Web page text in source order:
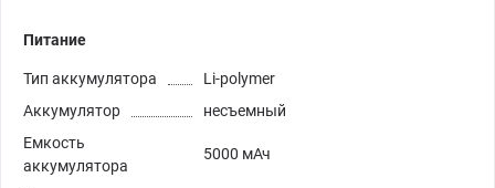
Питание
Тип аккумулятора
Li-polymer
Аккумулятор
несъемный
Емкость
аккумулятора
5000 мАч